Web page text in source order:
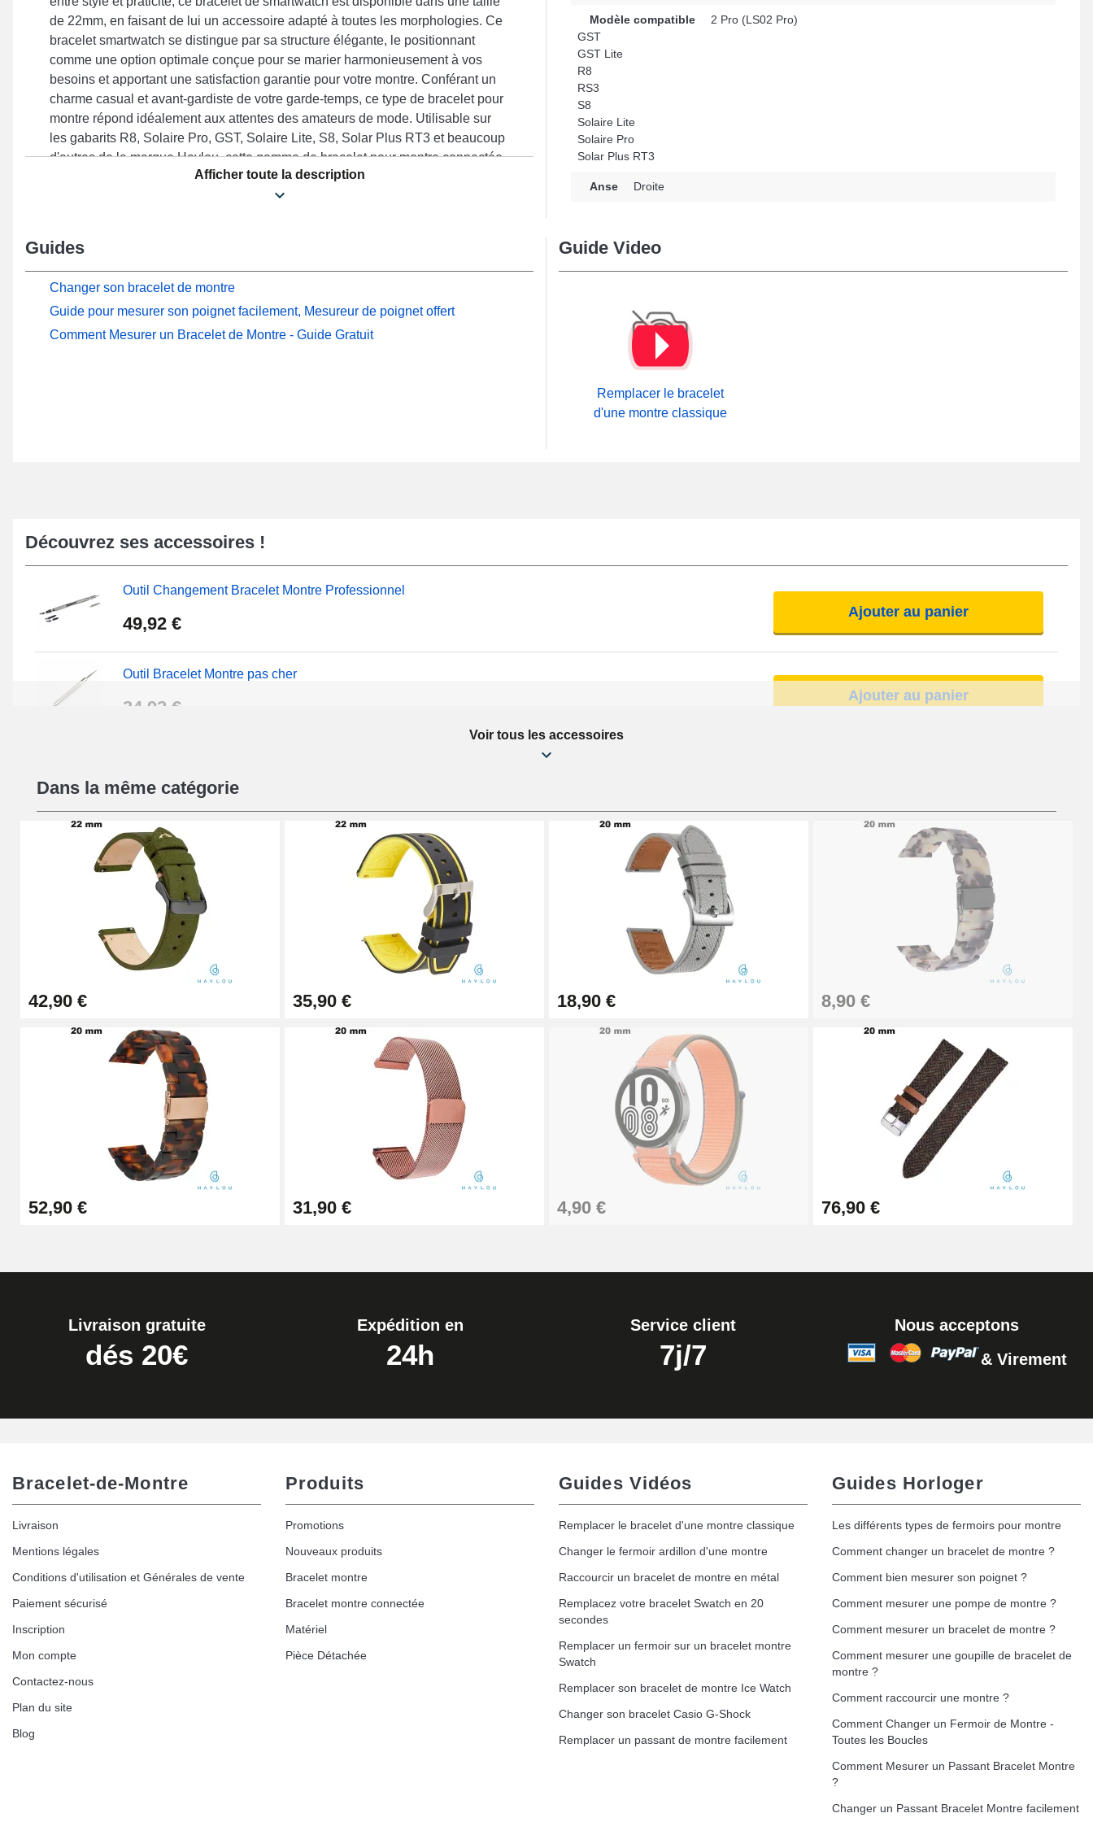
de 22mm, en faisant de lui un accessoire adapté à toutes les morphologies. Ce
bracelet smartwatch se distingue par sa structure élégante, le positionnant
comme une option optimale conçue pour se marier harmonieusement à vos
besoins et apportant une satisfaction garantie pour votre montre. Conférant un
charme casual et avant-gardiste de votre garde-temps, ce type de bracelet pour
montre répond idéalement aux attentes des amateurs de mode. Utilisable sur
les gabarits R8, Solaire Pro, GST, Solaire Lite, S8, Solar Plus RT3 et beaucoup
d'autres de la marque Haylou, cette gamme de bracelet pour montre connectée
comprend une boucle déployante durable. Par le biais de son style intemporel,
cet article Haylou s'adapte parfaitement sur une multitude de références de la
Afficher toute la description
Modèle compatible
2 Pro (LS02 Pro)
GST
GST Lite
R8
RS3
S8
Solaire Lite
Solaire Pro
Solar Plus RT3
Anse Droite
Guides
Changer son bracelet de montre
Guide pour mesurer son poignet facilement, Mesureur de poignet offert
Comment Mesurer un Bracelet de Montre - Guide Gratuit
Guide Video
Remplacer le bracelet
d'une montre classique
Découvrez ses accessoires !
Outil Changement Bracelet Montre Professionnel
49,92 €
Ajouter au panier
Outil Bracelet Montre pas cher
34,92 €
Ajouter au panier
16,90 €
Pied à Coulisse Numérique
9,90 €
Ajouter au panier
Kit Horlogerie Débutant
26,90 €
Ajouter au panier
Boîte Pompe Bracelet Montre - Diamètre 1,50 mm - 8 à 25 mm
14,08 €
Ajouter au panier
Boîte Pompe pour Bracelet Montre - Diamètre 1,80 mm - 8 à 25 mm
19,90 €
Ajouter au panier
Extracteur de Bracelet de Montre Facile
Ajouter au panier
Voir tous les accessoires
Dans la même catégorie
42,90 € 35,90 € 18,90 € 8,90 €
52,90 € 31,90 € 4,90 € 76,90 €
Livraison gratuite
dés 20€
Expédition en
24h
Service client
7j/7
Nous acceptons
& Virement
Bracelet-de-Montre
Livraison
Mentions légales
Conditions d'utilisation et Générales de vente
Paiement sécurisé
Inscription
Mon compte
Contactez-nous
Plan du site
Blog
Produits
Promotions
Nouveaux produits
Bracelet montre
Bracelet montre connectée
Matériel
Pièce Détachée
Guides Vidéos
Remplacer le bracelet d'une montre classique
Changer le fermoir ardillon d'une montre
Raccourcir un bracelet de montre en métal
Remplacez votre bracelet Swatch en 20
secondes
Remplacer un fermoir sur un bracelet montre
Swatch
Remplacer son bracelet de montre Ice Watch
Changer son bracelet Casio G-Shock
Remplacer un passant de montre facilement
Guides Horloger
Les différents types de fermoirs pour montre
Comment changer un bracelet de montre ?
Comment bien mesurer son poignet ?
Comment mesurer une pompe de montre ?
Comment mesurer un bracelet de montre ?
Comment mesurer une goupille de bracelet de
montre ?
Comment raccourcir une montre ?
Comment Changer un Fermoir de Montre -
Toutes les Boucles
Comment Mesurer un Passant Bracelet Montre
?
Changer un Passant Bracelet Montre facilement